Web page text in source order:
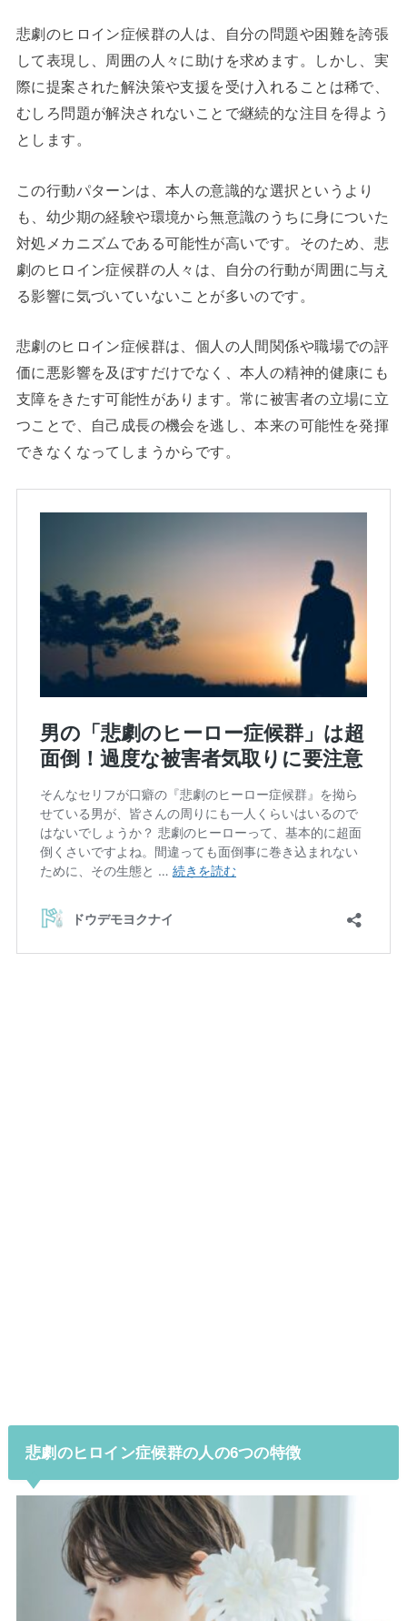
悲劇のヒロイン症候群の人は、自分の問題や困難を誇張
して表現し、周囲の人々に助けを求めます。しかし、実
際に提案された解決策や支援を受け入れることは稀で、
むしろ問題が解決されないことで継続的な注目を得よう
とします。
この行動パターンは、本人の意識的な選択というより
も、幼少期の経験や環境から無意識のうちに身についた
対処メカニズムである可能性が高いです。そのため、悲
劇のヒロイン症候群の人々は、自分の行動が周囲に与え
る影響に気づいていないことが多いのです。
悲劇のヒロイン症候群は、個人の人間関係や職場での評
価に悪影響を及ぼすだけでなく、本人の精神的健康にも
支障をきたす可能性があります。常に被害者の立場に立
つことで、自己成長の機会を逃し、本来の可能性を発揮
できなくなってしまうからです。
悲劇のヒロイン症候群の人の6つの特徴